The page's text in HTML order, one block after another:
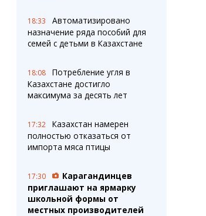
18:33
Автоматизировано
назначение ряда пособий для
семей с детьми в Казахстане
18:08
Потребление угля в
Казахстане достигло
максимума за десять лет
17:32
Казахстан намерен
полностью отказаться от
импорта мяса птицы
17:30
Карагандинцев
приглашают на ярмарку
школьной формы от
местных производителей